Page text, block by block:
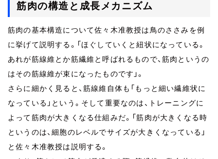
筋肉の構造と成長メカニズム
筋肉の基本構造について佐々木准教授は鳥のささみを例
に挙げて説明する。「ほぐしていくと紐状になっている。
あれが筋線維とか筋繊維と呼ばれるもので、筋肉というの
はその筋線維が束になったものです」。
さらに細かく見ると、筋線維自体も「もっと細い繊維状に
なっている」という。そして重要なのは、トレーニングに
よって筋肉が大きくなる仕組みだ。「筋肉が大きくなる時
というのは、細胞のレベルでサイズが大きくなっている」
と佐々木准教授は説明する。